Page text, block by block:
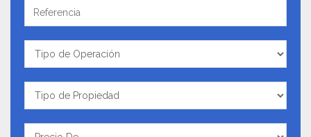
Referencia
Tipo
de
Operación
Tipo
de
Propiedad
Precio